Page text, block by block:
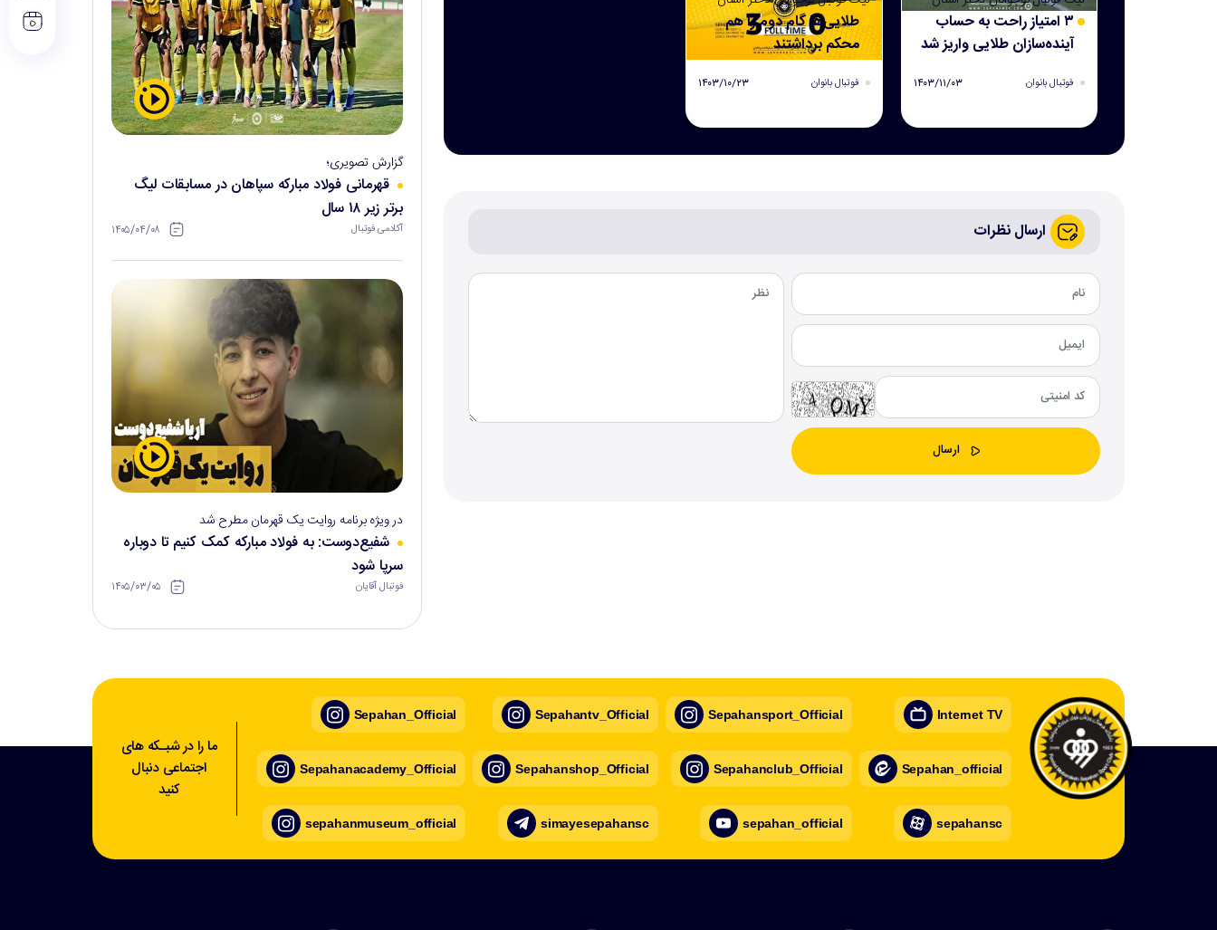
اصفهان۳ امتیاز راحت به حساب
آینده‌سازان طلایی واریز شد
فوتبال بانوان ۱۴۰۳/۱۱/۰۳
اصفهان
طلایی‌ها گام دوم را هم
محکم برداشتند
فوتبال بانوان ۱۴۰۳/۱۰/۲۳
ارسال نظرات
گزارش تصویری؛
قهرمانی فولاد مبارکه سپاهان در مسابقات لیگ
برتر زیر ۱۸ سال
آکادمی فوتبال ۱۴۰۵/۰۴/۰۸
در ویژه برنامه روایت یک قهرمان مطرح شد
شفیع‌دوست: به فولاد مبارکه کمک کنیم تا دوباره
سرپا شود
فوتبال آقایان ۱۴۰۵/۰۳/۰۵
ما را در شبـکه های
اجتماعی دنبال
کنید
Sepahan_Official
Sepahanacademy_Official
sepahanmuseum_official
Sepahantv_Official
Sepahanshop_Official
simayesepahansc
Sepahansport_Official
Sepahanclub_Official
sepahan_official
Internet TV
Sepahan_official
sepahansc